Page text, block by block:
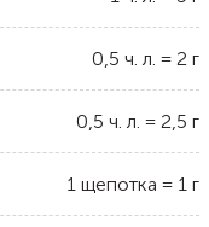
0,5 ч. л. = 2 г
0,5 ч. л. = 2,5 г
1 щепотка = 1 г